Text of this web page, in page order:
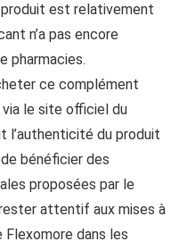
produit est relativement
n’a pas encore
pharmacies.
ce complément
le site officiel du
l’authenticité du produit
bénéficier des
proposées par le
attentif aux mises à
dans les